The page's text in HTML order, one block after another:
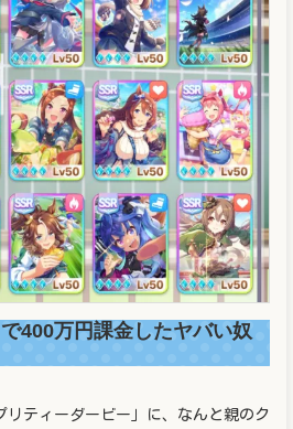
400万円課金したヤバい奴
ティーダービー」に、なんと親のク